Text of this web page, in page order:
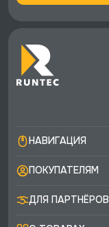
НАВИГАЦИЯ
ПОКУПАТЕЛЯМ
ДЛЯ ПАРТНЁРОВ